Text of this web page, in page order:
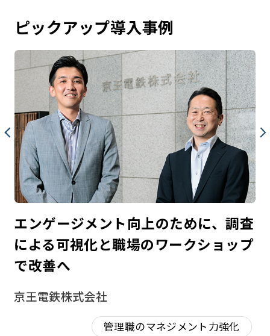
ピックアップ導入事例
エンゲージメント向上のために、調査
による可視化と職場のワークショップ
で改善へ
京王電鉄株式会社
管理職のマネジメント力強化